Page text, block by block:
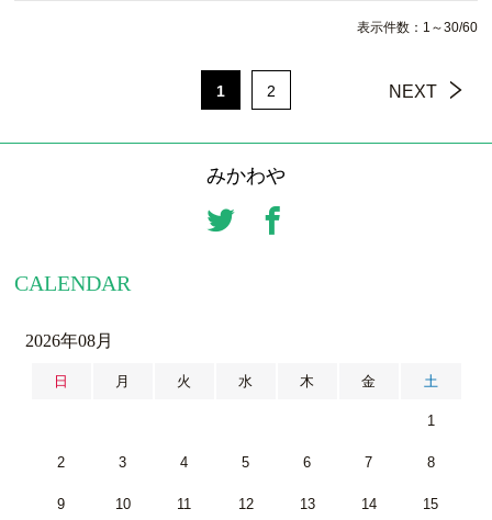
表示件数：1～30/60
NEXT
1 2
みかわや
CALENDAR
2026年08月
日 月 火 水 木 金 土
1
2 3 4 5 6 7 8
9 10 11 12 13 14 15